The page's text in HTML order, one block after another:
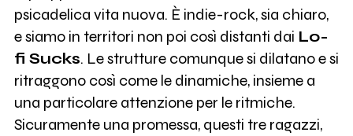
psicadelica vita nuova. È indie-rock, sia chiaro,
e siamo in territori non poi così distanti dai Lo-
fi Sucks. Le strutture comunque si dilatano e si
ritraggono così come le dinamiche, insieme a
una particolare attenzione per le ritmiche.
Sicuramente una promessa, questi tre ragazzi,